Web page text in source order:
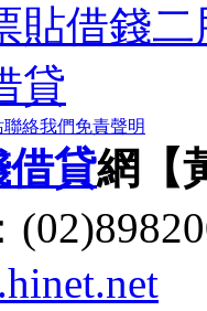
貼借錢二
貸
聯絡我們免責聲明
借貸網【